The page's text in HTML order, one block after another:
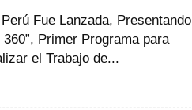
Fue Lanzada, Presentando
360”, Primer Programa para
el Trabajo de...